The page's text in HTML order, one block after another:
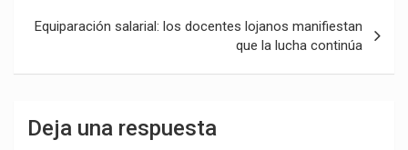
entradas
Equiparación salarial: los docentes lojanos manifiestan
que la lucha continúa
Deja una respuesta